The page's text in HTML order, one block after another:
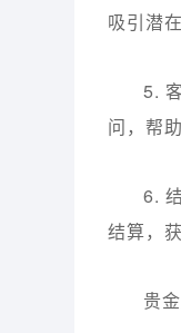
吸引潜
5.
问，帮
6.
结算，
贵